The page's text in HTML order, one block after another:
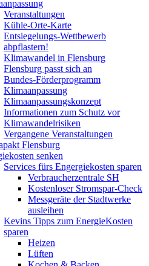
Veranstaltungen
Kühle-Orte-Karte
Entsiegelungs-Wettbewerb
abpflastern!
Klimawandel in Flensburg
Flensburg passt sich an
Bundes-Förderprogramm
Klimaanpassung
Klimaanpassungskonzept
Informationen zum Schutz vor
Klimawandelrisiken
Vergangene Veranstaltungen
Flensburg
senken
Services fürs Engergiekosten sparen
Verbraucherzentrale SH
Kostenloser Stromspar-Check
Messgeräte der Stadtwerke
ausleihen
Kevins Tipps zum EnergieKosten
sparen
Heizen
Lüften